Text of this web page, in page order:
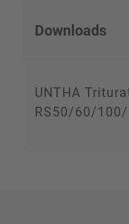
Downloads
UNTHA
RS50/60/